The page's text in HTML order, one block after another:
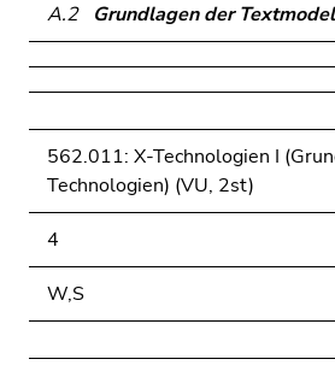
A.2 Grundlagen der
562.011: X-Technologien I
Technologien) (VU, 2st)
4
W,S